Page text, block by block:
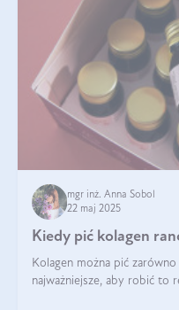
mgr inż. Anna Sobol
22 maj 2025
Kiedy pić kolagen
Kolagen można pić
najważniejsze, aby robić to